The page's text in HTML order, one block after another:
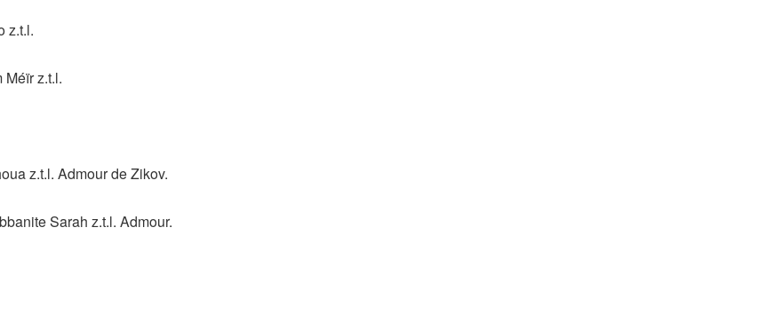
z.t.l.
z.t.l.
z.t.l. Admour de Zikov.
Sarah z.t.l. Admour.